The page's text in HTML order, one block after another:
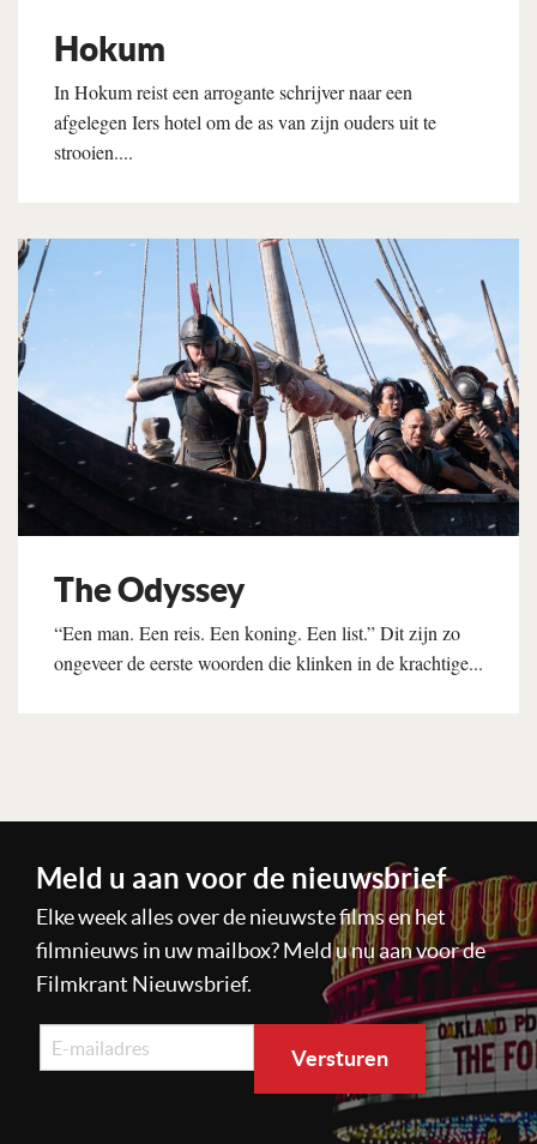
Hokum
In Hokum reist een arrogante schrijver naar een
afgelegen Iers hotel om de as van zijn ouders uit te
strooien....
Lees verder
The Odyssey
“Een man. Een reis. Een koning. Een list.” Dit zijn zo
ongeveer de eerste woorden die klinken in de krachtige...
Meld u aan voor de nieuwsbrief
Elke week alles over de nieuwste films en het
filmnieuws in uw mailbox? Meld u nu aan voor de
Filmkrant Nieuwsbrief.